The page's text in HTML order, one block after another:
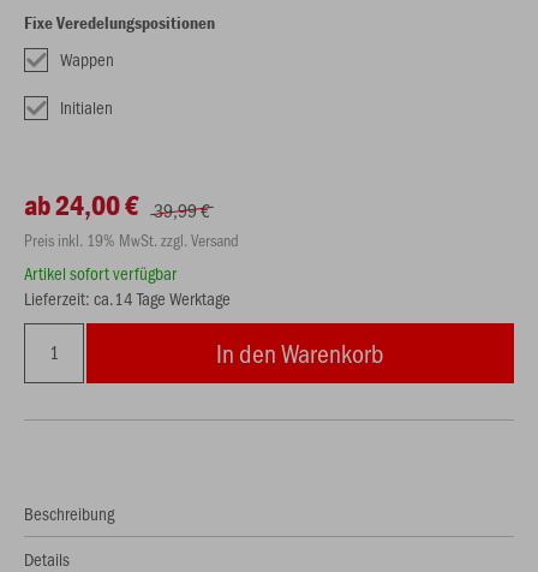
Fixe Veredelungspositionen
Wappen
Initialen
ab 24,00 € 39,99 €
Preis inkl. 19% MwSt. zzgl. Versand
Artikel sofort verfügbar
Lieferzeit: ca.14 Tage Werktage
In den Warenkorb
Beschreibung
Details